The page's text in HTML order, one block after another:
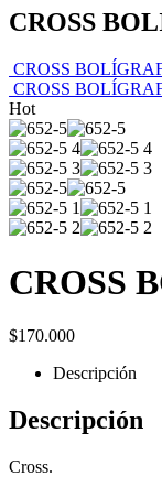
CROSS
CROSS
CROSS
Hot
CROSS
$170.000
Descripción
Descripción
Cross.